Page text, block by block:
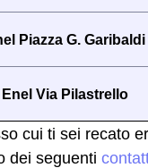
Piazza G. Garibaldi
Via Pilastrello
cui ti sei recato
dei seguenti